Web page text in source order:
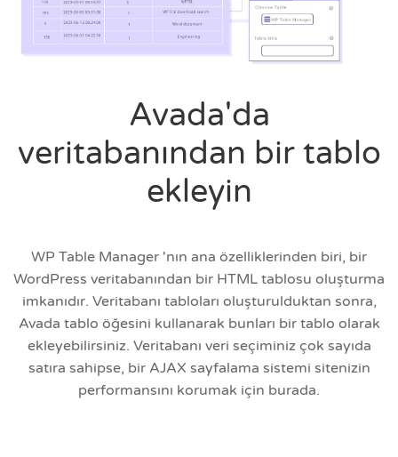
Avada'da
veritabanından bir tablo
ekleyin
WP Table Manager 'nın ana özelliklerinden biri, bir
WordPress veritabanından bir HTML tablosu oluşturma
imkanıdır. Veritabanı tabloları oluşturulduktan sonra,
Avada tablo öğesini kullanarak bunları bir tablo olarak
ekleyebilirsiniz. Veritabanı veri seçiminiz çok sayıda
satıra sahipse, bir AJAX sayfalama sistemi sitenizin
performansını korumak için burada.